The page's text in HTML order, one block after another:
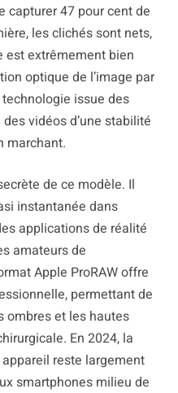
capturer 47 pour cent de
les clichés sont nets,
est extrêmement bien
optique de l’image par
issue des
vidéos d’une stabilité
marchant.
de ce modèle. Il
instantanée dans
applications de réalité
amateurs de
Apple ProRAW offre
permettant de
ombres et les hautes
En 2024, la
reste largement
smartphones milieu de